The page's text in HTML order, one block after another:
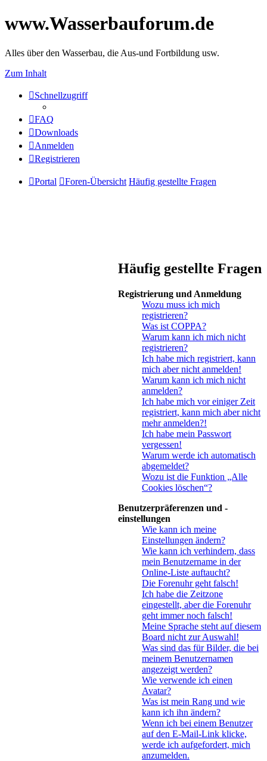
www.Wasserbauforum.de
Alles über den Wasserbau, die Aus-und Fortbildung usw.
Zum Inhalt
Schnellzugriff
FAQ
Downloads
Anmelden
Registrieren
Portal Foren-Übersicht Häufig gestellte Fragen
Häufig gestellte Fragen
Registrierung und Anmeldung
Wozu muss ich mich
registrieren?
Was ist COPPA?
Warum kann ich mich nicht
registrieren?
Ich habe mich registriert, kann
mich aber nicht anmelden!
Warum kann ich mich nicht
anmelden?
Ich habe mich vor einiger Zeit
registriert, kann mich aber nicht
mehr anmelden?!
Ich habe mein Passwort
vergessen!
Warum werde ich automatisch
abgemeldet?
Wozu ist die Funktion „Alle
Cookies löschen“?
Benutzerpräferenzen und -
einstellungen
Wie kann ich meine
Einstellungen ändern?
Wie kann ich verhindern, dass
mein Benutzername in der
Online-Liste auftaucht?
Die Forenuhr geht falsch!
Ich habe die Zeitzone
eingestellt, aber die Forenuhr
geht immer noch falsch!
Meine Sprache steht auf diesem
Board nicht zur Auswahl!
Was sind das für Bilder, die bei
meinem Benutzernamen
angezeigt werden?
Wie verwende ich einen
Avatar?
Was ist mein Rang und wie
kann ich ihn ändern?
Wenn ich bei einem Benutzer
auf den E-Mail-Link klicke,
werde ich aufgefordert, mich
anzumelden.